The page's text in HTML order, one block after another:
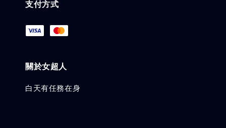
支付方式
關於女超人
白天有任務在身